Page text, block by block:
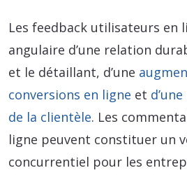
Les feedback utilisateurs en
angulaire d’une relation
et le détaillant, d’une
conversions en ligne et
de la clientèle. Les
ligne peuvent constituer un
concurrentiel pour les